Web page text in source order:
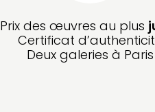
Prix des œuvres au plus
Certificat
Deux galeries à Paris